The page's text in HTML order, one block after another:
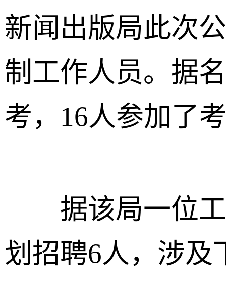
新闻出版局此次
制工作人员。据
考，16人参加了
据该局一位工
划招聘6人，涉及